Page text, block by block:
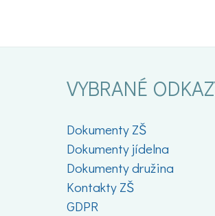
VYBRANÉ
Dokumenty ZŠ
Dokumenty jídelna
Dokumenty družina
Kontakty ZŠ
GDPR